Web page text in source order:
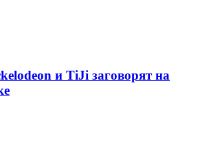
и TiJi заговорят на